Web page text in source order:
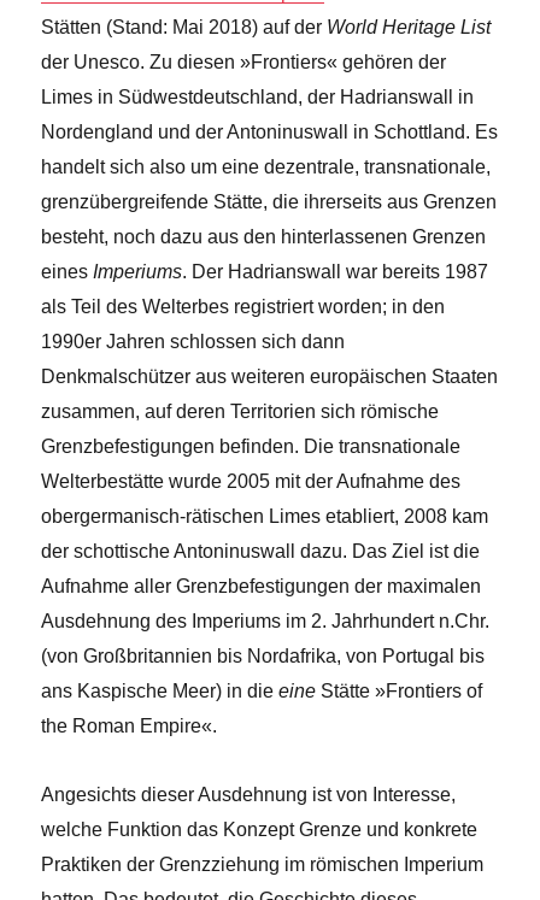
Stätten (Stand: Mai 2018) auf der World Heritage List
der Unesco. Zu diesen »Frontiers« gehören der
Limes in Südwestdeutschland, der Hadrianswall in
Nordengland und der Antoninuswall in Schottland. Es
handelt sich also um eine dezentrale, transnationale,
grenzübergreifende Stätte, die ihrerseits aus Grenzen
besteht, noch dazu aus den hinterlassenen Grenzen
eines Imperiums. Der Hadrianswall war bereits 1987
als Teil des Welterbes registriert worden; in den
1990er Jahren schlossen sich dann
Denkmalschützer aus weiteren europäischen Staaten
zusammen, auf deren Territorien sich römische
Grenzbefestigungen befinden. Die transnationale
Welterbestätte wurde 2005 mit der Aufnahme des
obergermanisch-rätischen Limes etabliert, 2008 kam
der schottische Antoninuswall dazu. Das Ziel ist die
Aufnahme aller Grenzbefestigungen der maximalen
Ausdehnung des Imperiums im 2. Jahrhundert n.Chr.
(von Großbritannien bis Nordafrika, von Portugal bis
ans Kaspische Meer) in dieeine Stätte »Frontiers of
the Roman Empire«.
Angesichts dieser Ausdehnung ist von Interesse,
welche Funktion das Konzept Grenze und konkrete
Praktiken der Grenzziehung im römischen Imperium